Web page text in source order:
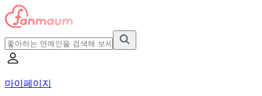
마이페이지